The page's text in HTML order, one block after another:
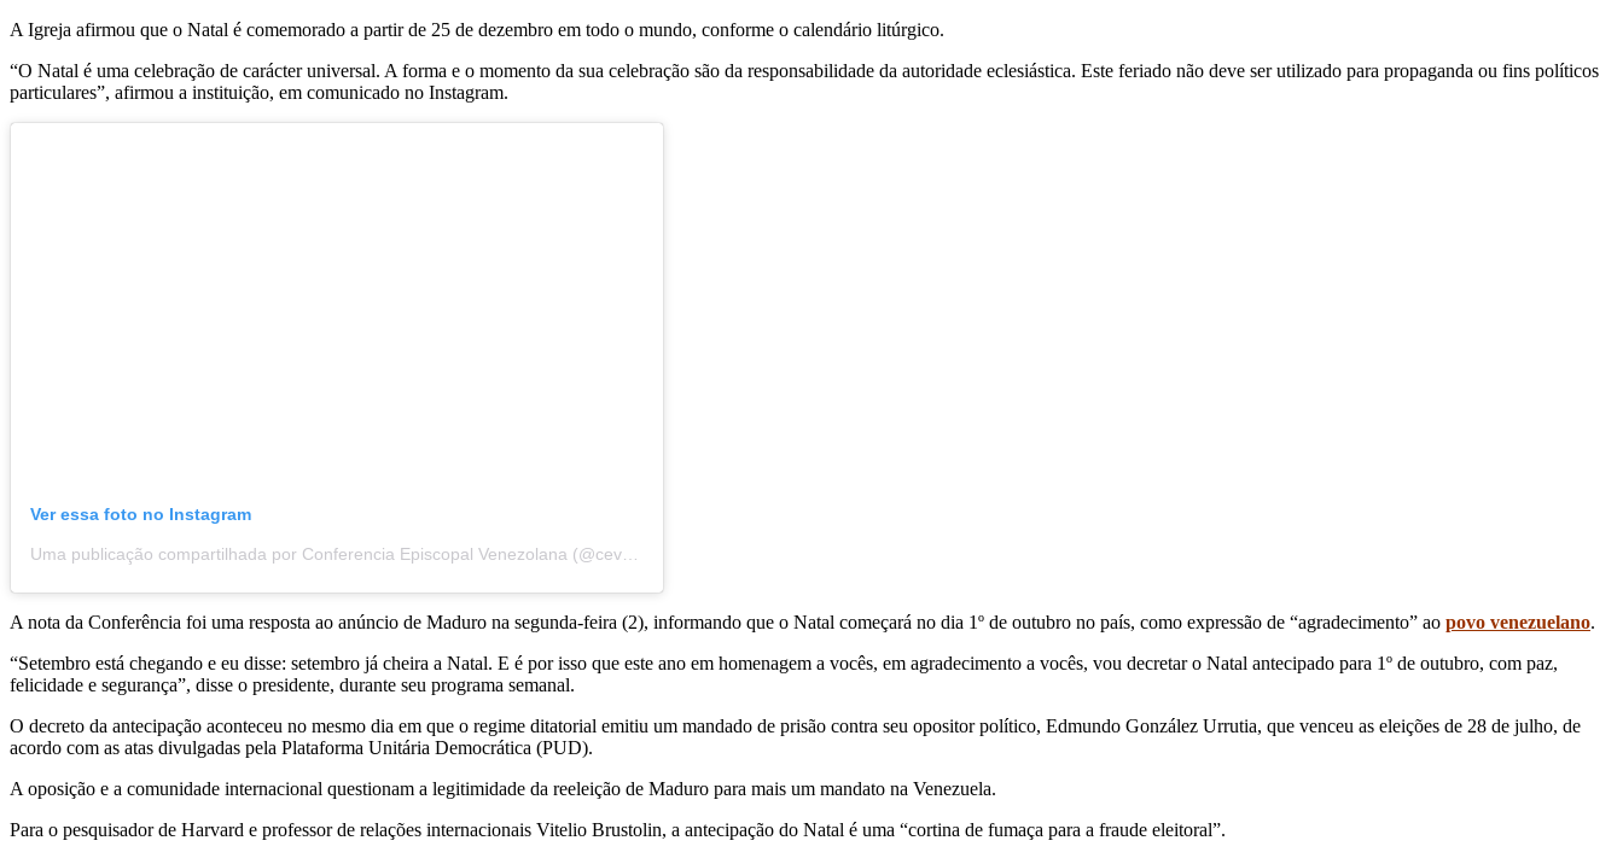
A Igreja afirmou que o Natal é comemorado a partir de 25 de dezembro em todo o mundo, conforme o calendário litúrgico.
“O Natal é uma celebração de carácter universal. A forma e o momento da sua celebração são da responsabilidade da autoridade eclesiástica. Este feriado não deve ser utilizado para propaganda ou fins políticos
particulares”, afirmou a instituição, em comunicado no Instagram.
Ver essa foto no Instagram
A nota da Conferência foi uma resposta ao anúncio de Maduro na segunda-feira (2), informando que o Natal começará no dia 1º de outubro no país, como expressão de “agradecimento” ao povo venezuelano.
“Setembro está chegando e eu disse: setembro já cheira a Natal. E é por isso que este ano em homenagem a vocês, em agradecimento a vocês, vou decretar o Natal antecipado para 1º de outubro, com paz,
felicidade e segurança”, disse o presidente, durante seu programa semanal.
O decreto da antecipação aconteceu no mesmo dia em que o regime ditatorial emitiu um mandado de prisão contra seu opositor político, Edmundo González Urrutia, que venceu as eleições de 28 de julho, de
acordo com as atas divulgadas pela Plataforma Unitária Democrática (PUD).
A oposição e a comunidade internacional questionam a legitimidade da reeleição de Maduro para mais um mandato na Venezuela.
Para o pesquisador de Harvard e professor de relações internacionais Vitelio Brustolin, a antecipação do Natal é uma “cortina de fumaça para a fraude eleitoral”.